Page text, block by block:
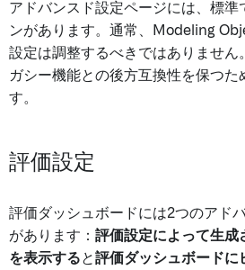
アドバンスド設定ページには、標準
ンがあります。通常、Modeling
設定は調整するべきではありません
ガシー機能との後方互換性を保つた
す。
評価設定
評価ダッシュボードには2つのアド
があります： 評価設定によって生成
を表示すると評価ダッシュボードに